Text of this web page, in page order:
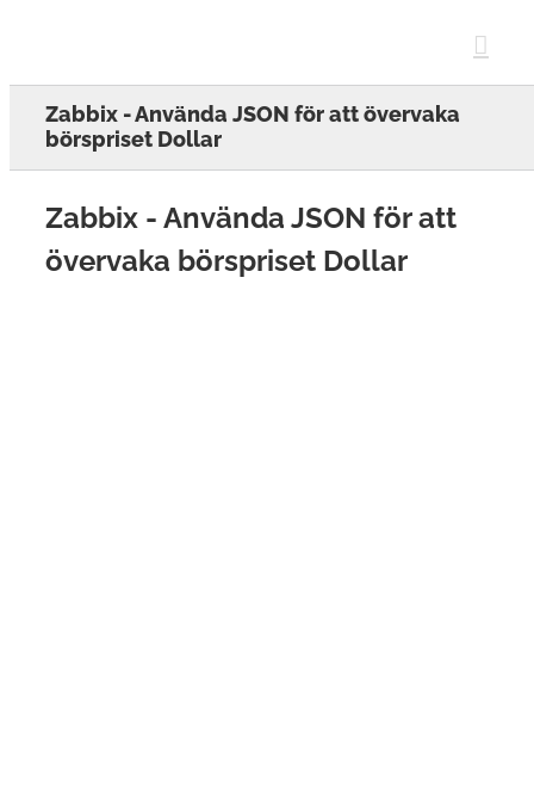
Zabbix - Använda JSON för att övervaka
börspriset Dollar
Zabbix - Använda JSON för att
övervaka börspriset Dollar